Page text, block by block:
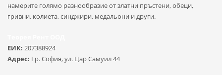
намерите голямо разнообразие от златни пръстени, обеци,
гривни, колиета, синджири, медальони и други.
ЕИК: 207388924
Адрес: Гр. София, ул. Цар Самуил 44